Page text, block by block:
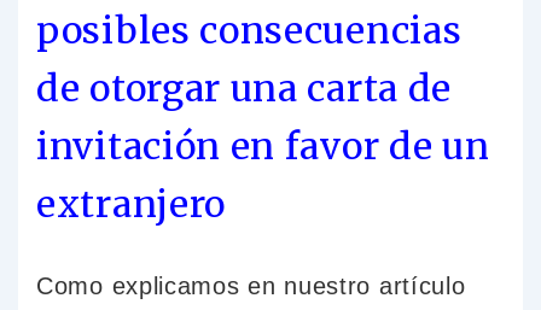
posibles consecuencias
de otorgar una carta de
invitación en favor de un
extranjero
Como explicamos en nuestro artículo